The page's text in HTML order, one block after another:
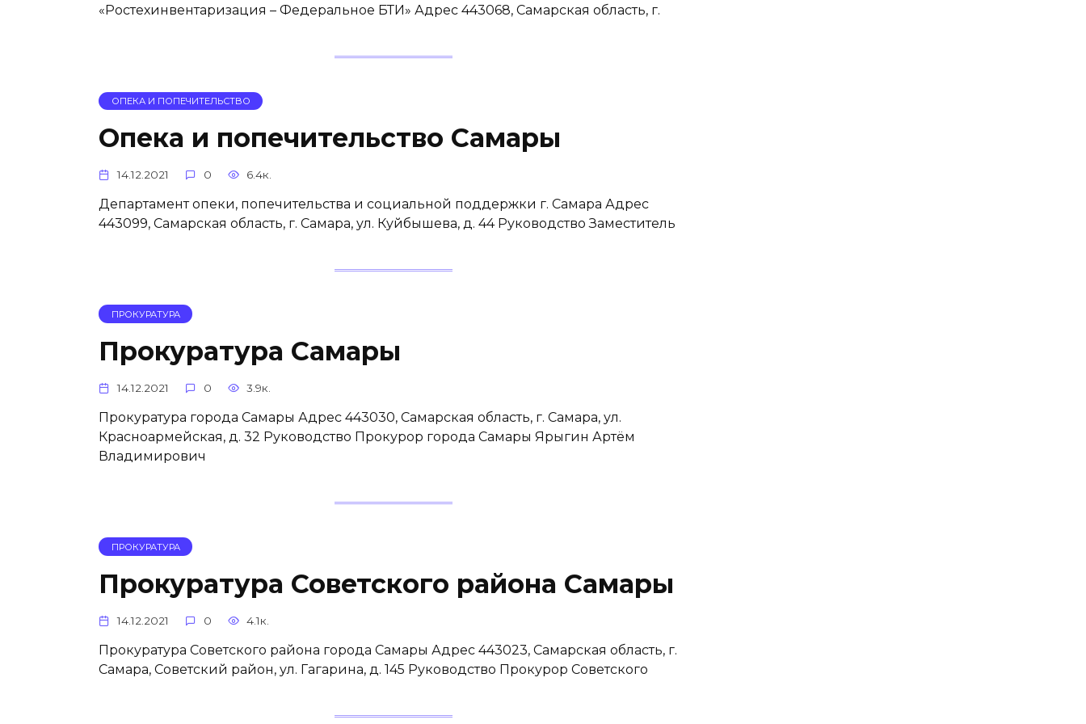
«Ростехинвентаризация – Федеральное БТИ» Адрес 443068, Самарская область, г.
ОПЕКА И ПОПЕЧИТЕЛЬСТВО
Опека и попечительство Самары
14.12.2021 0 6.4к.
Департамент опеки, попечительства и социальной поддержки г. Самара Адрес
443099, Самарская область, г. Самара, ул. Куйбышева, д. 44 Руководство Заместитель
ПРОКУРАТУРА
Прокуратура Самары
14.12.2021 0 3.9к.
Прокуратура города Самары Адрес 443030, Самарская область, г. Самара, ул.
Красноармейская, д. 32 Руководство Прокурор города Самары Ярыгин Артём
Владимирович
ПРОКУРАТУРА
Прокуратура Советского района Самары
14.12.2021 0 4.1к.
Прокуратура Советского района города Самары Адрес 443023, Самарская область, г.
Самара, Советский район, ул. Гагарина, д. 145 Руководство Прокурор Советского